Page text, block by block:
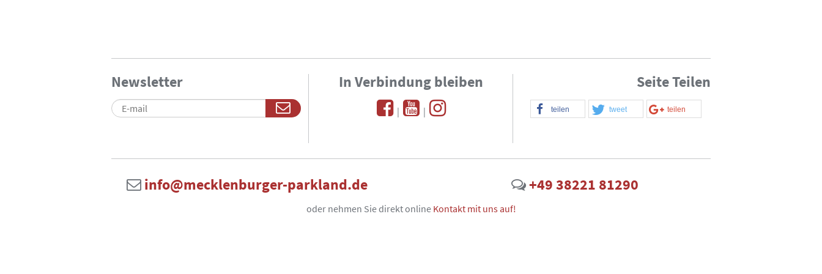
Newsletter In Verbindung bleiben
| |
Seite Teilen
teilen tweet teilen
info@mecklenburger-parkland.de +49 38221 81290
oder nehmen Sie direkt online Kontakt mit uns auf!